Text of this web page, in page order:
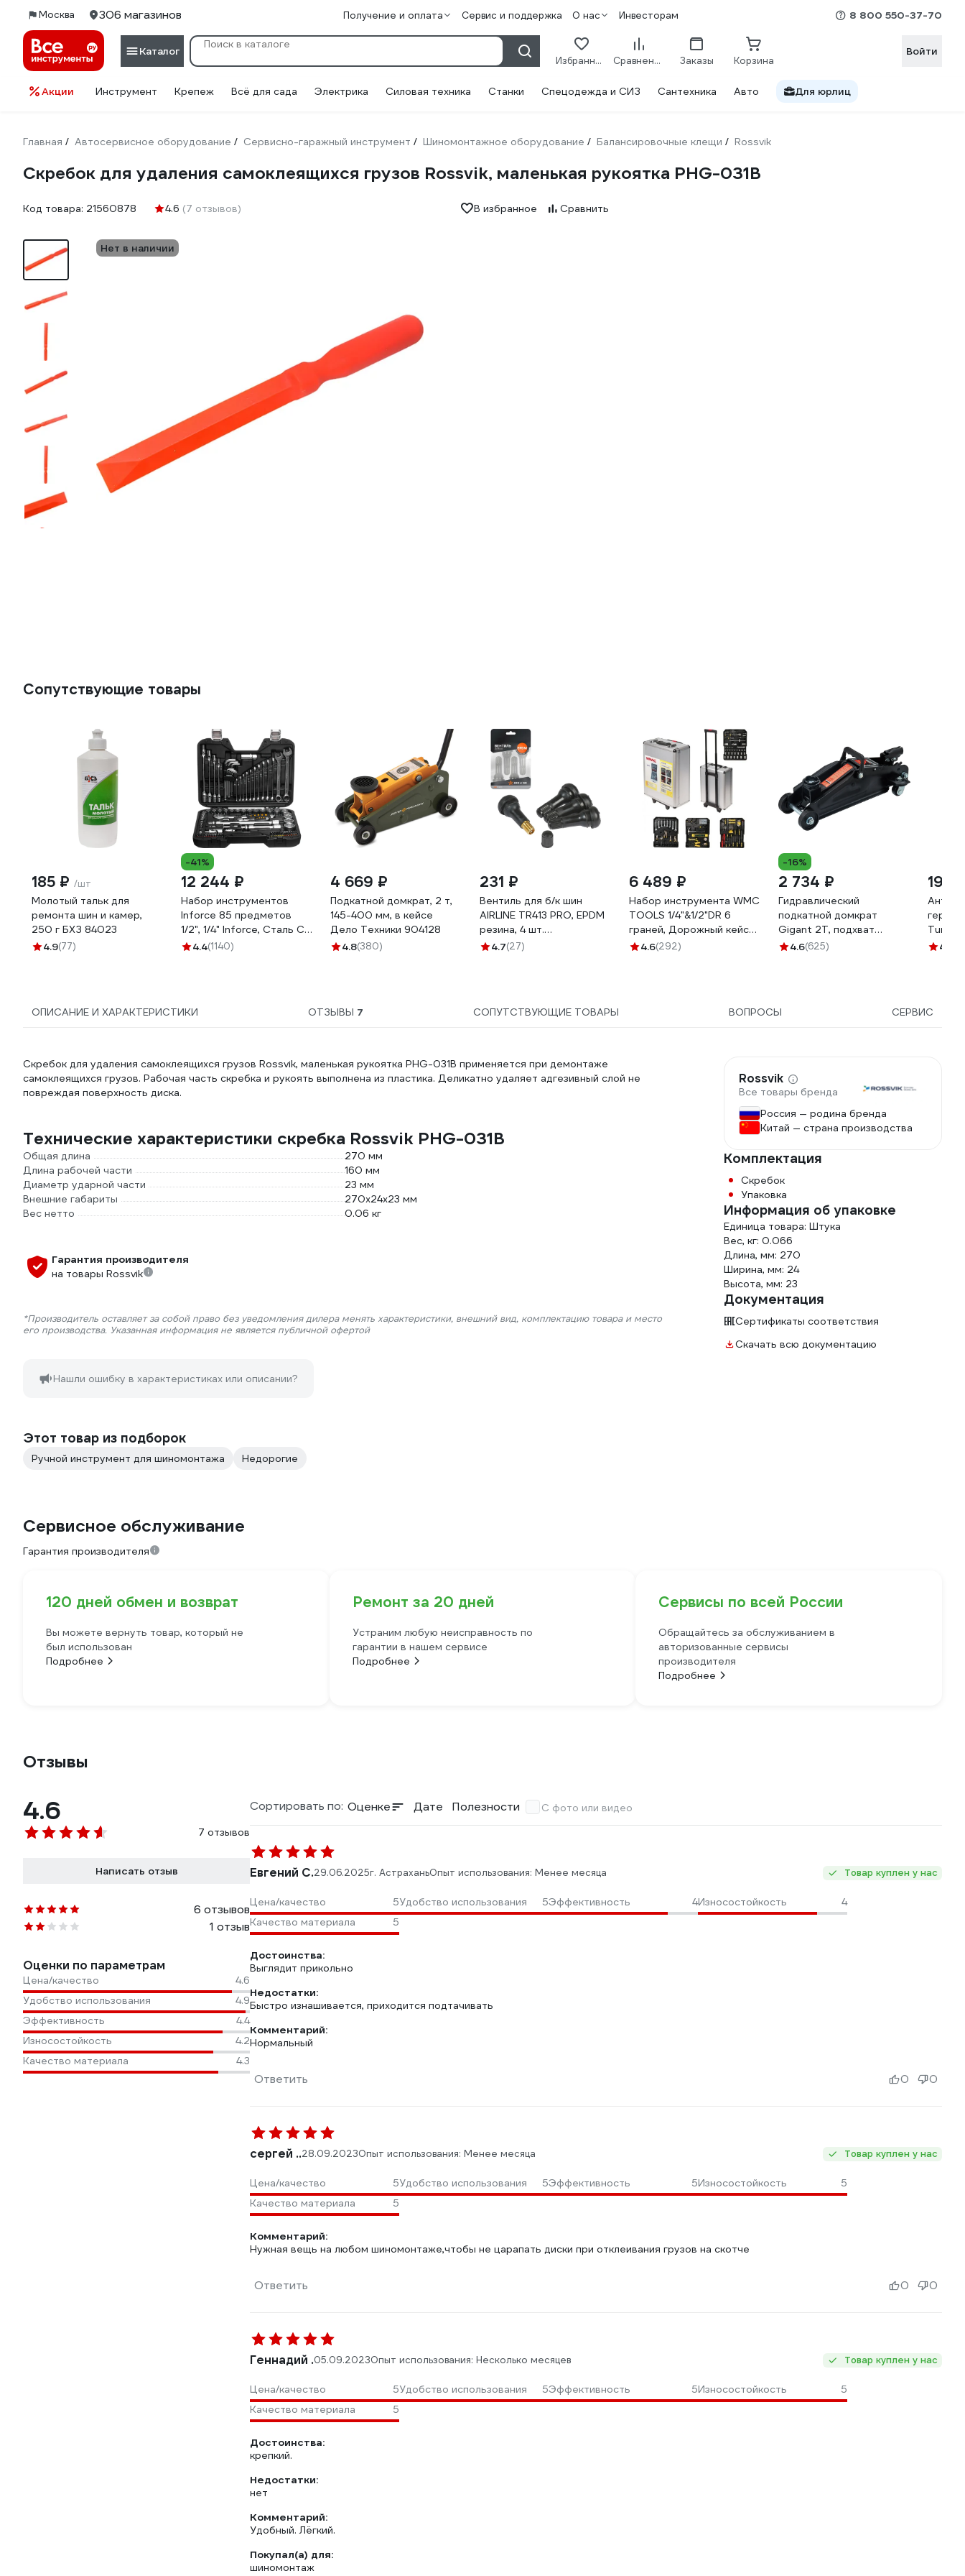
Москва 306 магазинов Получение и оплата Сервис и поддержка О нас Инвесторам 8 800 550-37-70
Каталог
Избранное Сравнение Заказы Корзина
Войти
Акции Инструмент Крепеж Всё для сада Электрика Силовая техника Станки Спецодежда и СИЗ Сантехника Авто Для юрлиц
Главная / Автосервисное оборудование / Сервисно-гаражный инструмент / Шиномонтажное оборудование / Балансировочные клещи / Rossvik
Скребок для удаления самоклеящихся грузов Rossvik, маленькая рукоятка PHG-031B
Код товара: 21560878 4.6 (7 отзывов) В избранное Сравнить
Нет в наличии
Сопутствующие товары
185 ₽ /шт
Молотый тальк для
ремонта шин и камер,
250 г БХЗ 84023
4.9(77)
-41%
12 244 ₽
Набор инструментов
Inforce 85 предметов
1/2", 1/4" Inforce, Сталь Cr-
V, Профессиональный,
4.4(1140)
4 669 ₽
Подкатной домкрат, 2 т,
145-400 мм, в кейсе
Дело Техники 904128
4.8(380)
231 ₽
Вентиль для б/к шин
AIRLINE TR413 PRO, EPDM
резина, 4 шт.
ATRV413EPDM-01
4.7(27)
6 489 ₽
Набор инструмента WMC
TOOLS 1/4"&1/2"DR 6
граней, Дорожный кейс
186 предметов WMC-
4.6(292)
-16%
2 734 ₽
Гидравлический
подкатной домкрат
Gigant 2Т, подхват
140мм, подъем350мм,
4.6(625)
199
4.9
ОПИСАНИЕ И ХАРАКТЕРИСТИКИ ОТЗЫВЫ 7 СОПУТСТВУЮЩИЕ ТОВАРЫ ВОПРОСЫ СЕРВИС
Скребок для удаления самоклеящихся грузов Rossvik, маленькая рукоятка PHG-031B применяется при демонтаже
самоклеящихся грузов. Рабочая часть скребка и рукоять выполнена из пластика. Деликатно удаляет адгезивный слой не
повреждая поверхность диска.
Технические характеристики скребка Rossvik PHG-031B
Общая длина
270 мм
Длина рабочей части
160 мм
Диаметр ударной части
23 мм
Внешние габариты
270x24x23 мм
Вес нетто
0.06 кг
Гарантия производителя
на товары Rossvik
*Производитель оставляет за собой право без уведомления дилера менять характеристики, внешний вид, комплектацию товара и место
его производства. Указанная информация не является публичной офертой
Нашли ошибку в характеристиках или описании?
Rossvik
Все товары бренда
Россия — родина бренда
Китай — страна производства
Комплектация
Скребок
Упаковка
Информация об упаковке
Единица товара: Штука
Вес, кг: 0.066
Длина, мм: 270
Ширина, мм: 24
Высота, мм: 23
Документация
Сертификаты соответствия
Скачать всю документацию
Этот товар из подборок
Ручной инструмент для шиномонтажа Недорогие
Сервисное обслуживание
Гарантия производителя
120 дней обмен и возврат
Вы можете вернуть товар, который не
был использован
Подробнее
Ремонт за 20 дней
Устраним любую неисправность по
гарантии в нашем сервисе
Подробнее
Сервисы по всей России
Обращайтесь за обслуживанием в
авторизованные сервисы
производителя
Подробнее
Отзывы
4.6
7 отзывов
Написать отзыв
6 отзывов
1 отзыв
Оценки по параметрам
Цена/качество
4.6
Удобство использования
4.9
Эффективность
4.4
Износостойкость
4.2
Качество материала
4.3
Сортировать по: Оценке Дате Полезности С фото или видео
Евгений С.29.06.2025г. АстраханьОпыт использования: Менее месяца Товар куплен у нас
Цена/качество 5Удобство использования 5Эффективность 4Износостойкость
4
Качество материала
5
Достоинства:
Выглядит прикольно
Недостатки:
Быстро изнашивается, приходится подтачивать
Комментарий:
Нормальный
Ответить 0 0
сергей ..28.09.2023Опыт использования: Менее месяца Товар куплен у нас
Цена/качество 5Удобство использования 5Эффективность 5Износостойкость
5
Качество материала
5
Комментарий:
Нужная вещь на любом шиномонтаже,чтобы не царапать диски при отклеивания грузов на скотче
Ответить 0 0
Геннадий .05.09.2023Опыт использования: Несколько месяцев Товар куплен у нас
Цена/качество 5Удобство использования 5Эффективность 5Износостойкость
5
Качество материала
5
Достоинства:
крепкий.
Недостатки:
нет
Комментарий:
Удобный. Лёгкий.
Покупал(а) для:
шиномонтаж